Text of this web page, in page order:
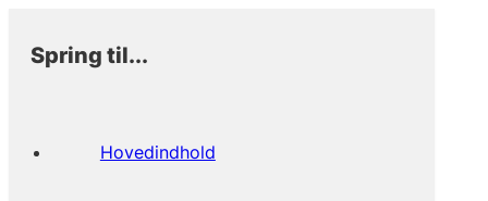
Spring til...
Hovedindhold